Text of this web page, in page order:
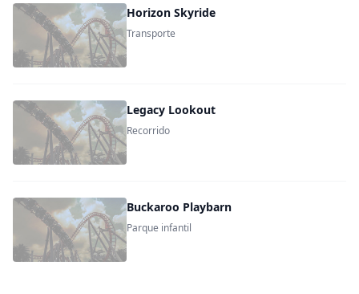
Horizon Skyride
Transporte
Legacy Lookout
Recorrido
Buckaroo Playbarn
Parque infantil